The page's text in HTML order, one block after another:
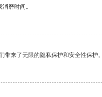
磨时间。
带来了无限的隐私保护和安全性保护